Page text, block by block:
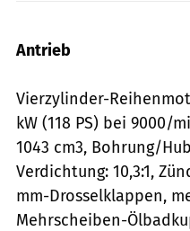
Antrieb
Vierzylinder-
kW (118 PS) bei 9000/
1043 cm3, Bohrung/
Verdichtung: 10,3:1,
mm-Drosselklappen,
Mehrscheiben-